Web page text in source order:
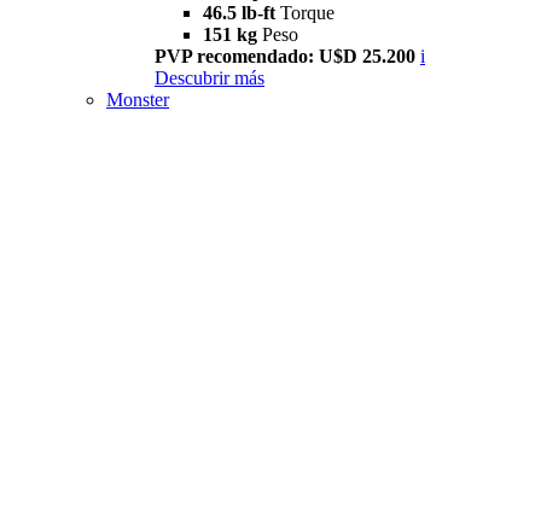
46.5 lb-ft Torque
151 kg Peso
PVP recomendado: U$D 25.200 i
Descubrir más
Monster